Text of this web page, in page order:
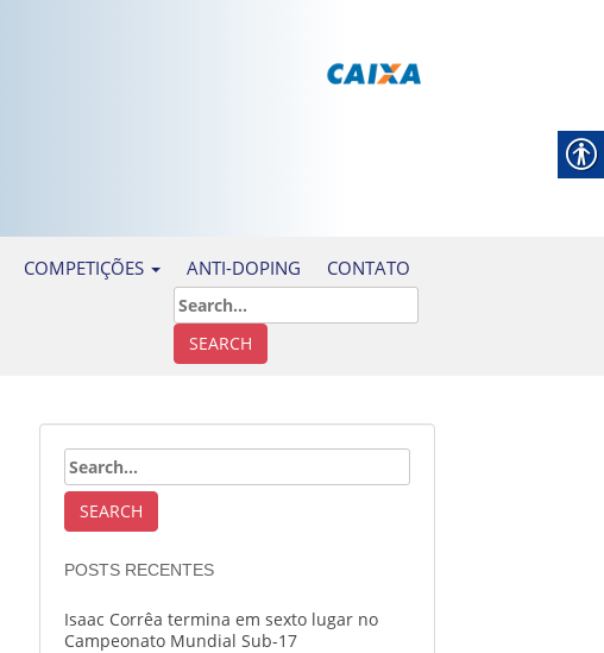
COMPETIÇÕES ANTI-DOPING CONTATO
POSTS RECENTES
Isaac Corrêa termina em sexto lugar no
Campeonato Mundial Sub-17